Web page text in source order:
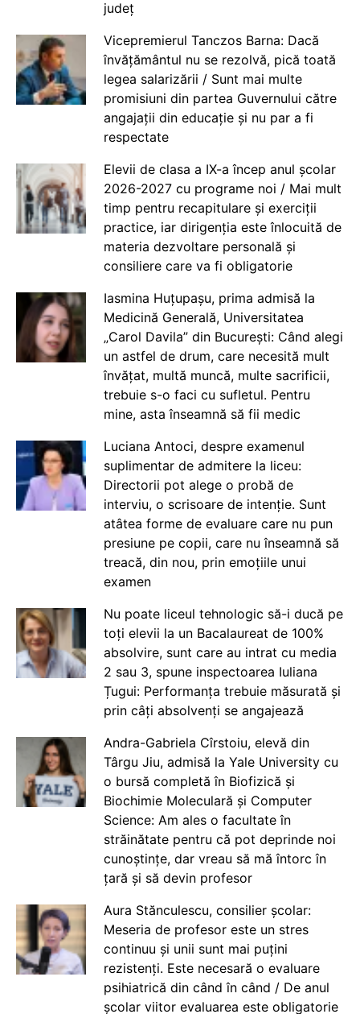
județ
Vicepremierul Tanczos Barna: Dacă
învățământul nu se rezolvă, pică toată
legea salarizării / Sunt mai multe
promisiuni din partea Guvernului către
angajații din educație și nu par a fi
respectate
Elevii de clasa a IX-a încep anul școlar
2026-2027 cu programe noi / Mai mult
timp pentru recapitulare și exerciții
practice, iar dirigenția este înlocuită de
materia dezvoltare personală și
consiliere care va fi obligatorie
Iasmina Huțupașu, prima admisă la
Medicină Generală, Universitatea
„Carol Davila” din București: Când alegi
un astfel de drum, care necesită mult
învățat, multă muncă, multe sacrificii,
trebuie s-o faci cu sufletul. Pentru
mine, asta înseamnă să fii medic
Luciana Antoci, despre examenul
suplimentar de admitere la liceu:
Directorii pot alege o probă de
interviu, o scrisoare de intenție. Sunt
atâtea forme de evaluare care nu pun
presiune pe copii, care nu înseamnă să
treacă, din nou, prin emoțiile unui
examen
Nu poate liceul tehnologic să-i ducă pe
toți elevii la un Bacalaureat de 100%
absolvire, sunt care au intrat cu media
2 sau 3, spune inspectoarea Iuliana
Țugui: Performanța trebuie măsurată și
prin câți absolvenți se angajează
Andra-Gabriela Cîrstoiu, elevă din
Târgu Jiu, admisă la Yale University cu
o bursă completă în Biofizică și
Biochimie Moleculară și Computer
Science: Am ales o facultate în
străinătate pentru că pot deprinde noi
cunoștințe, dar vreau să mă întorc în
țară și să devin profesor
Aura Stănculescu, consilier școlar:
Meseria de profesor este un stres
continuu și unii sunt mai puțini
rezistenți. Este necesară o evaluare
psihiatrică din când în când / De anul
școlar viitor evaluarea este obligatorie